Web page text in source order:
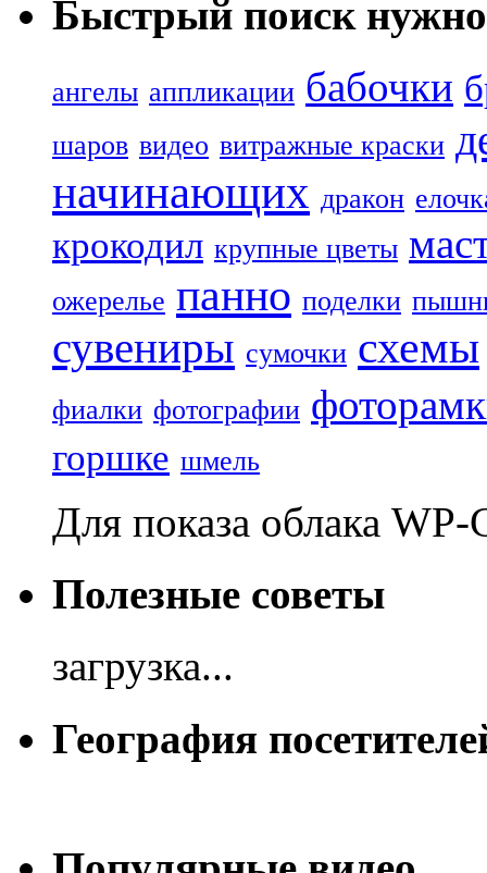
Быстрый поиск
ангелы аппликации бабочки
шаров видео витражные краски
начинающих дракон
крокодил крупные цветы
ожерелье панно поделки
сувениры сумочки схемы
фиалки фотографии
горшке шмель
Для показа облака
Полезные советы
загрузка...
География